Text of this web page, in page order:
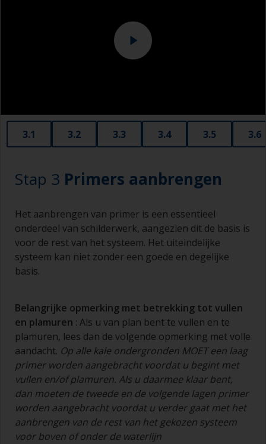
wordt teruggebracht.
3.1 3.2 3.3 3.4 3.5 3.6
Stap 3 Primers aanbrengen
Het aanbrengen van primer is een essentieel
onderdeel van schilderwerk, aangezien dit de basis is
voor de rest van het systeem. Het uiteindelijke
systeem kan niet zonder een goede en degelijke
basis.
Belangrijke opmerking met betrekking tot vullen
en plamuren : Als u van plan bent te vullen en te
plamuren, lees dan de volgende opmerking met volle
aandacht. Op alle kale ondergronden MOET een laag
primer worden aangebracht voordat u begint met
vullen en/ofplamuren. Als u daarmee klaar bent,
dan moeten de tweede en de volgende lagen primer
worden aangebracht voordat u verder gaat met het
aanbrengen van de rest van het gekozen systeem
voor boven of onder de waterlijn